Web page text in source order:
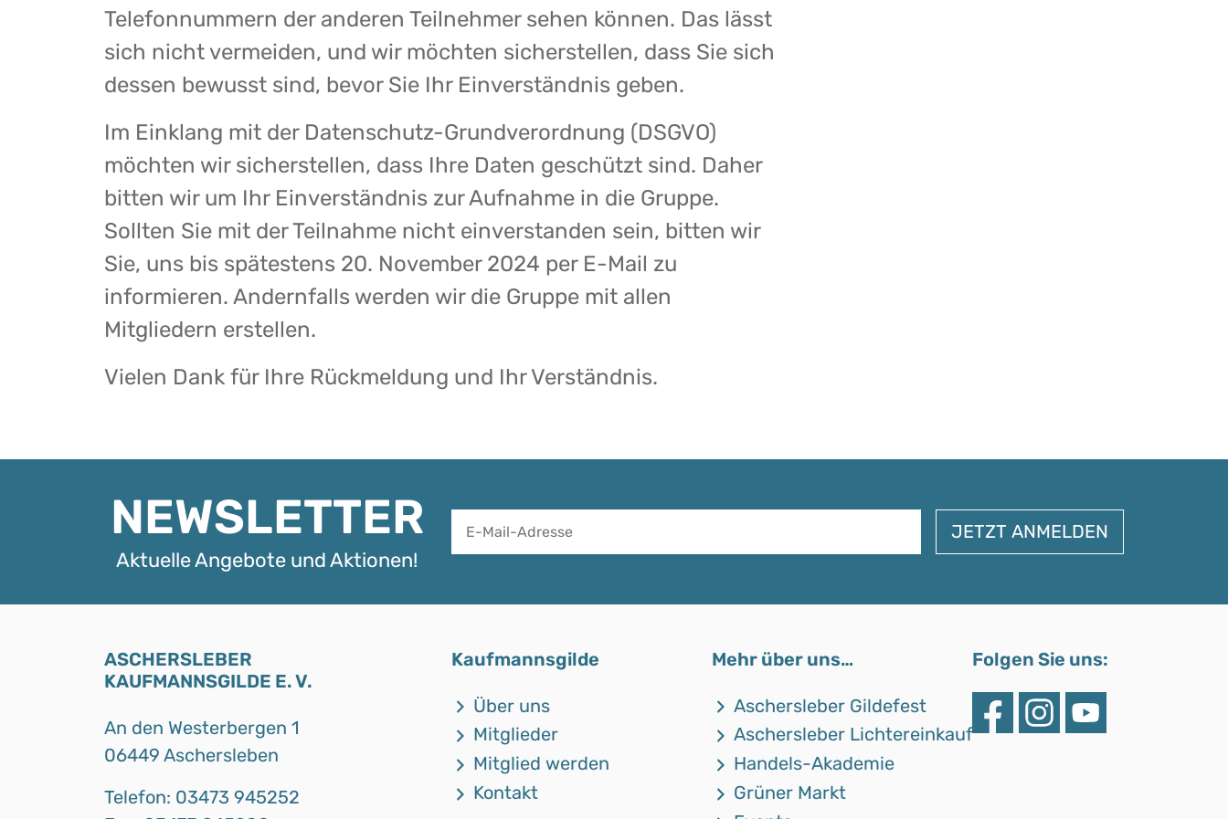
Telefonnummern der anderen Teilnehmer sehen können. Das lässt
sich nicht vermeiden, und wir möchten sicherstellen, dass Sie sich
dessen bewusst sind, bevor Sie Ihr Einverständnis geben.
Im Einklang mit der Datenschutz-Grundverordnung (DSGVO)
möchten wir sicherstellen, dass Ihre Daten geschützt sind. Daher
bitten wir um Ihr Einverständnis zur Aufnahme in die Gruppe.
Sollten Sie mit der Teilnahme nicht einverstanden sein, bitten wir
Sie, uns bis spätestens 20. November 2024 per E-Mail zu
informieren. Andernfalls werden wir die Gruppe mit allen
Mitgliedern erstellen.
Vielen Dank für Ihre Rückmeldung und Ihr Verständnis.
NEWSLETTER
Aktuelle Angebote und Aktionen!
ASCHERSLEBER
KAUFMANNSGILDE E. V.
An den Westerbergen 1
06449 Aschersleben
Telefon: 03473 945252
Kaufmannsgilde
Über uns
Mitglieder
Mitglied werden
Kontakt
Mehr über uns…
Aschersleber Gildefest
Aschersleber Lichtereinkauf
Handels-Akademie
Grüner Markt
Folgen Sie uns: